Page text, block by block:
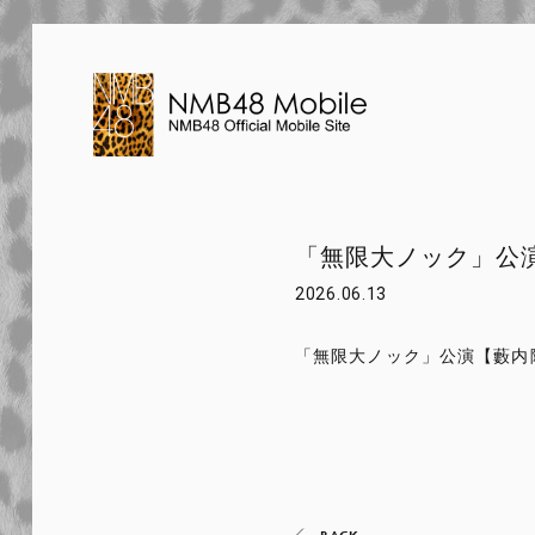
「無限大ノック」
2026.06.13
「無限大ノック」公演【藪